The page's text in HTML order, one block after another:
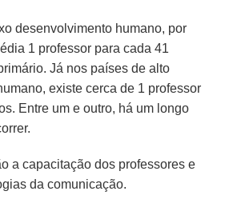
desenvolvimento humano, por
1 professor para cada 41
Já nos países de alto
existe cerca de 1 professor
Entre um e outro, há um longo
a capacitação dos professores e
da comunicação.